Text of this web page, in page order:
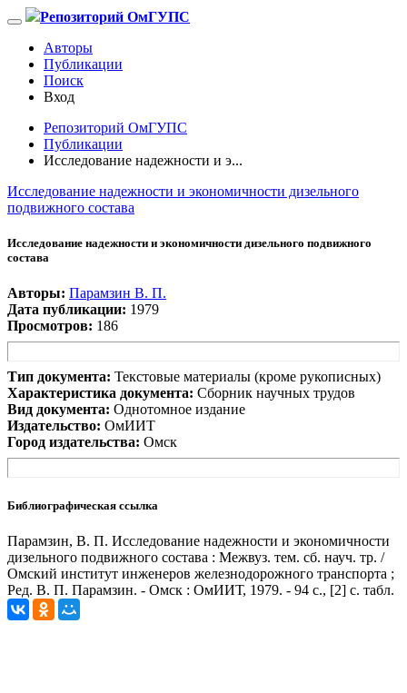
Репозиторий ОмГУПС
Авторы
Публикации
Поиск
Вход
Репозиторий ОмГУПС
Публикации
Исследование надежности и э...
Исследование надежности и экономичности дизельного
подвижного состава
Исследование надежности и экономичности дизельного подвижного
состава
Авторы: Парамзин В. П.
Дата публикации: 1979
Просмотров: 186
Тип документа: Текстовые материалы (кроме рукописных)
Характеристика документа: Сборник научных трудов
Вид документа: Однотомное издание
Издательство: ОмИИТ
Город издательства: Омск
Библиографическая ссылка
Парамзин, В. П. Исследование надежности и экономичности
дизельного подвижного состава : Межвуз. тем. сб. науч. тр. /
Омский институт инженеров железнодорожного транспорта ;
Ред. В. П. Парамзин. - Омск : ОмИИТ, 1979. - 94 с., [2] с. табл.